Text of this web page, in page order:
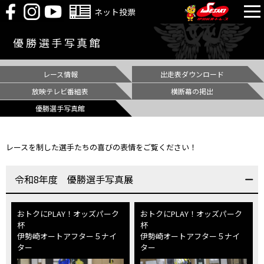
ネット投票
優勝選手写真館
レース情報
出走表ダウンロード
放映テレビ番組表
横断幕の掲出
優勝選手写真館
レースを制した選手たちの喜びの表情をご覧ください！
令和8年度 優勝選手写真展
おトクにPLAY！オッズパーク
杯
伊勢崎オートアフター５ナイ
ター
おトクにPLAY！オッズパーク
杯
伊勢崎オートアフター５ナイ
ター